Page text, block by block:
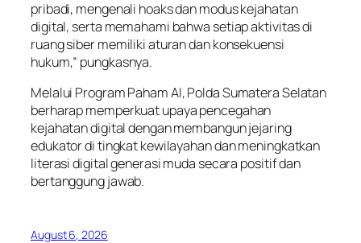
pribadi, mengenali hoaks dan modus kejahatan
digital, serta memahami bahwa setiap aktivitas di
ruang siber memiliki aturan dan konsekuensi
hukum,” pungkasnya.
Melalui Program Paham AI, Polda Sumatera Selatan
berharap memperkuat upaya pencegahan
kejahatan digital dengan membangun jejaring
edukator di tingkat kewilayahan dan meningkatkan
literasi digital generasi muda secara positif dan
bertanggung jawab.
August 6, 2026